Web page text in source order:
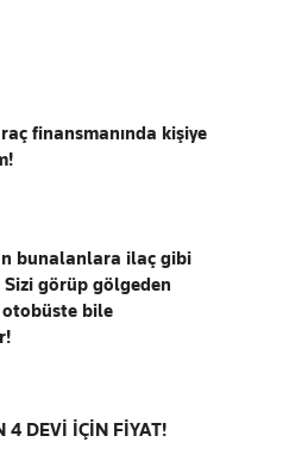
finansmanında kişiye
bunalanlara ilaç gibi
görüp gölgeden
bile
4 DEVİ İÇİN FİYAT!